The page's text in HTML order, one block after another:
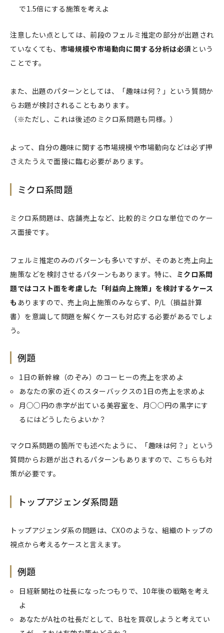
で1.5倍にする施策を考えよ
注意したい点としては、前段のフェルミ推定の部分が出題され
ていなくても、 市場規模や市場動向に関する分析は必須 という
ことです。
また、出題のパターンとしては、「趣味は何？」という質問か
らお題が検討されることもあります。
（※ただし、これは後述のミクロ系問題も同様。）
よって、自分の趣味に関する市場規模や市場動向などは必ず押
さえたうえで面接に臨む必要があります。
ミクロ系問題
ミクロ系問題は、店舗売上など、比較的ミクロな単位でのケー
ス面接です。
フェルミ推定のみのパターンも多いですが、そのあと売上向上
施策などを検討させるパターンもあります。特に、
ミクロ系問
題ではコスト面を考慮した「利益向上施策」を検討するケース
も ありますので、売上向上施策のみならず、P/L（損益計算
書）を意識して問題を解くケースも対応する必要があるでしょ
う。
例題
1日の新幹線（のぞみ）のコーヒーの売上を求めよ
あなたの家の近くのスターバックスの1日の売上を求めよ
月○○円の赤字が出ている美容室を、月○○円の黒字にす
るにはどうしたらよいか？
マクロ系問題の箇所でも述べたように、「趣味は何？」という
質問からお題が出されるパターンもありますので、こちらも対
策が必要です。
トップアジェンダ系問題
トップアジェンダ系の問題は、CXOのような、組織のトップの
視点から考えるケースと言えます。
例題
日経新聞社の社長になったつもりで、10年後の戦略を考え
よ
あなたがA社の社長だとして、B社を買収しようと考えてい